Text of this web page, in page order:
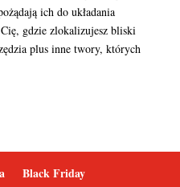
ich do układania
gdzie zlokalizujesz bliski
plus inne twory, których
Black Friday